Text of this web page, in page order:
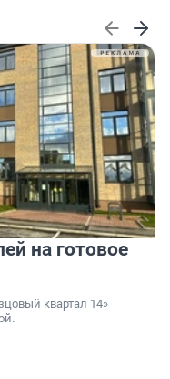
на готовое
квартал 14»